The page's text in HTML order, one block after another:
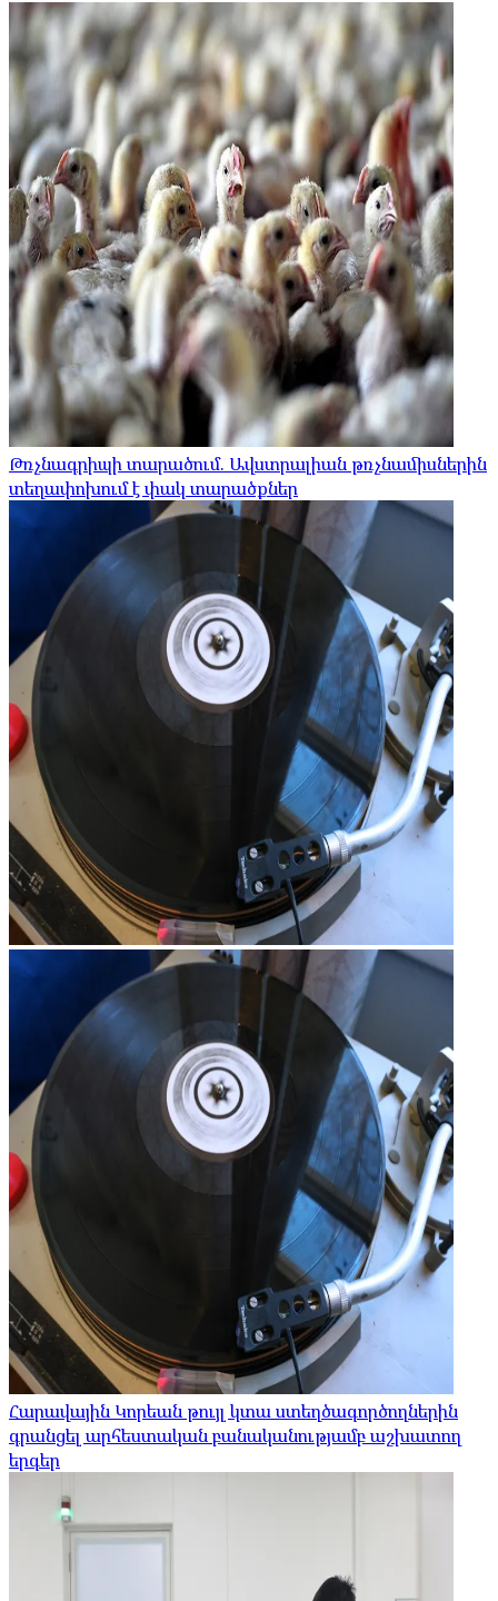
Թռչնագրիպի տարածում. Ավստրալիան թռչնամիսներին
տեղափոխում է փակ տարածքներ
Հարավային Կորեան թույլ կտա ստեղծագործողներին
գրանցել արհեստական ​​բանականությամբ աշխատող
երգեր